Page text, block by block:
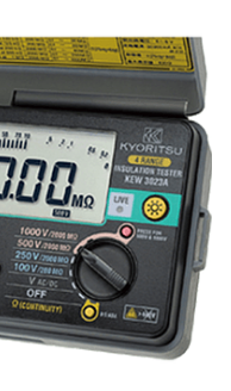
tích chi tiết các đặc
sản phẩm để hỗ